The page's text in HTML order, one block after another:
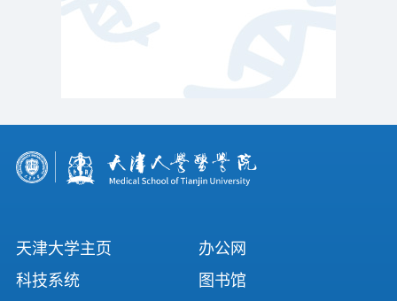
天津大学主页
办公网
科技系统
图书馆